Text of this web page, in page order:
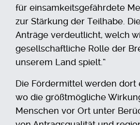
für einsamkeitsgefährdete
zur Stärkung der Teilhabe.
Anträge verdeutlicht, welch
gesellschaftliche Rolle der
unserem Land spielt.“
Die Fördermittel werden dort
wo die größtmögliche
Menschen vor Ort unter